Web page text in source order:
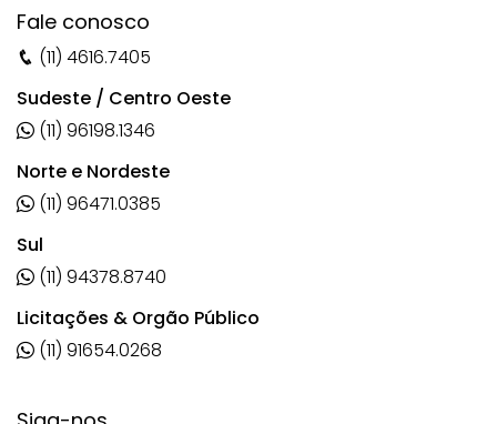
Fale conosco
(11) 4616.7405
Sudeste / Centro Oeste
(11) 96198.1346
Norte e Nordeste
(11) 96471.0385
Sul
(11) 94378.8740
Licitações & Orgão Público
(11) 91654.0268